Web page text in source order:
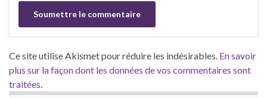
Ce site utilise Akismet pour réduire les indésirables. En savoir
plus sur la façon dont les données de vos commentaires sont
traitées.